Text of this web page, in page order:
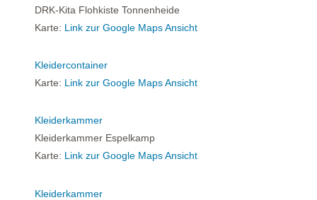
DRK-Kita Flohkiste Tonnenheide
Karte: Link zur Google Maps Ansicht
Kleidercontainer
Karte: Link zur Google Maps Ansicht
Kleiderkammer
Kleiderkammer Espelkamp
Karte: Link zur Google Maps Ansicht
Kleiderkammer